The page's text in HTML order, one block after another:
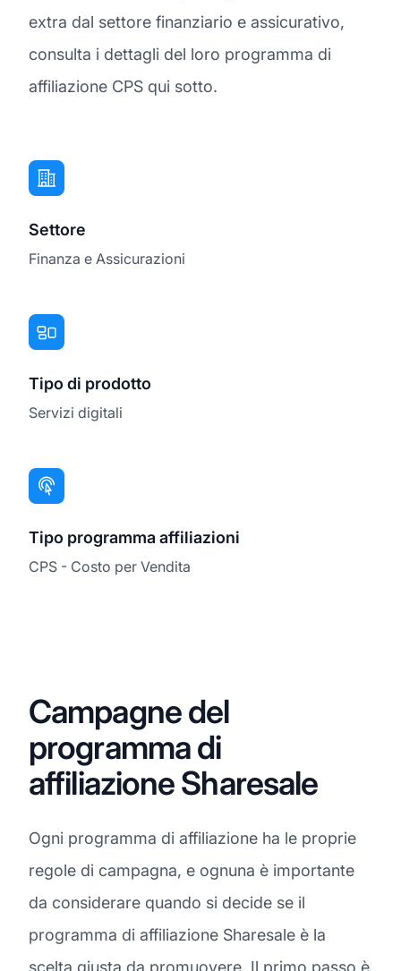
extra dal settore finanziario e assicurativo,
consulta i dettagli del loro programma di
affiliazione CPS qui sotto.
Settore
Finanza e Assicurazioni
Tipo di prodotto
Servizi digitali
Tipo programma affiliazioni
CPS - Costo per Vendita
Campagne del
programma di
affiliazione Sharesale
Ogni programma di affiliazione ha le proprie
regole di campagna, e ognuna è importante
da considerare quando si decide se il
programma di affiliazione Sharesale è la
scelta giusta da promuovere. Il primo passo è